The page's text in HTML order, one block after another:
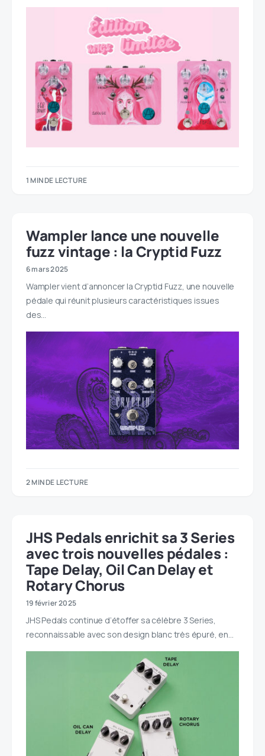
1 MIN DE LECTURE
Wampler lance une nouvelle
fuzz vintage : la Cryptid Fuzz
6 mars 2025
Wampler vient d’annoncer la Cryptid Fuzz, une nouvelle
pédale qui réunit plusieurs caractéristiques issues
des…
2 MIN DE LECTURE
JHS Pedals enrichit sa 3 Series
avec trois nouvelles pédales :
Tape Delay, Oil Can Delay et
Rotary Chorus
19 février 2025
JHS Pedals continue d’étoffer sa célèbre 3 Series,
reconnaissable avec son design blanc très épuré, en…